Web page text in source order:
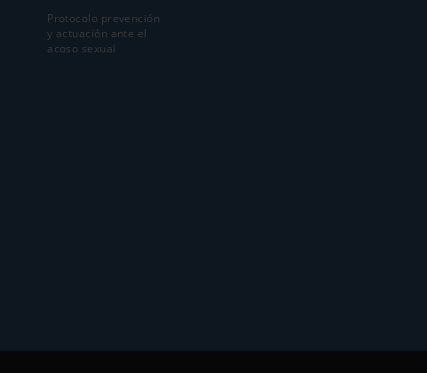
Protocolo prevención
y actuación ante el
acoso sexual